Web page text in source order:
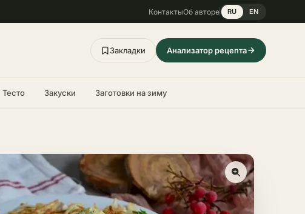
КонтактыОб авторе RU EN
Закладки Анализатор рецепта
Тесто Закуски Заготовки на зиму